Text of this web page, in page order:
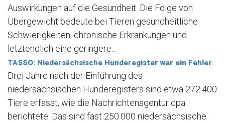
Auswirkungen auf die Gesundheit. Die Folge von
Übergewicht bedeute bei Tieren gesundheitliche
Schwierigkeiten, chronische Erkrankungen und
letztendlich eine geringere...
TASSO: Niedersächsische Hunderegister war ein Fehler
Drei Jahre nach der Einführung des
niedersächsischen Hunderegisters sind etwa 272.400
Tiere erfasst, wie die Nachrichtenagentur dpa
berichtete. Das sind fast 250.000 niedersächsische